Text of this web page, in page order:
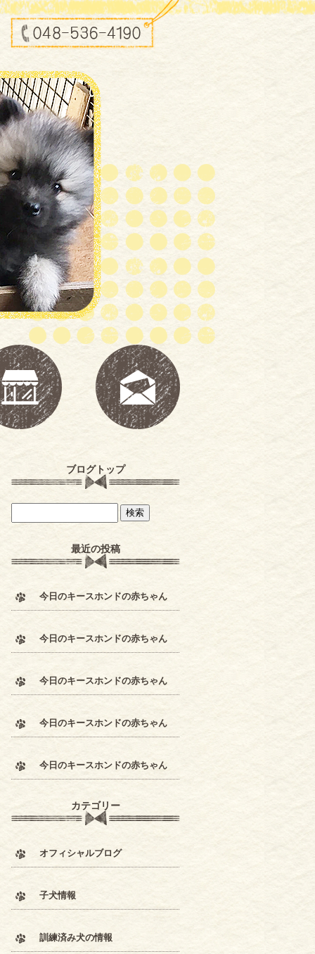
ブログトップ
最近の投稿
今日のキースホンドの赤ちゃん
今日のキースホンドの赤ちゃん
今日のキースホンドの赤ちゃん
今日のキースホンドの赤ちゃん
今日のキースホンドの赤ちゃん
カテゴリー
オフィシャルブログ
子犬情報
訓練済み犬の情報